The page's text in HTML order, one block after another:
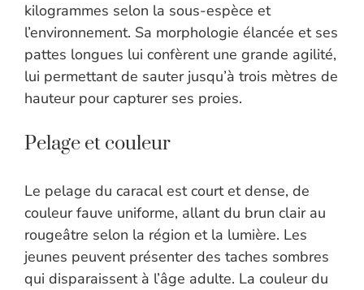
kilogrammes selon la sous-espèce et
l’environnement. Sa morphologie élancée et ses
pattes longues lui confèrent une grande agilité,
lui permettant de sauter jusqu’à trois mètres de
hauteur pour capturer ses proies.
Pelage et couleur
Le pelage du caracal est court et dense, de
couleur fauve uniforme, allant du brun clair au
rougeâtre selon la région et la lumière. Les
jeunes peuvent présenter des taches sombres
qui disparaissent à l’âge adulte. La couleur du